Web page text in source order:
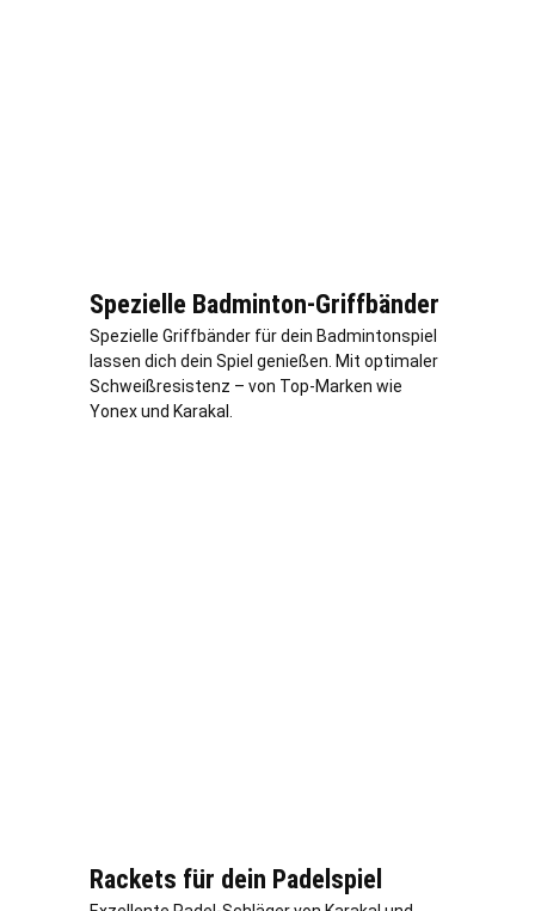
Spezielle Badminton-Griffbänder
Spezielle Griffbänder für dein Badmintonspiel
lassen dich dein Spiel genießen. Mit optimaler
Schweißresistenz – von Top-Marken wie
Yonex und Karakal.
Rackets für dein Padelspiel